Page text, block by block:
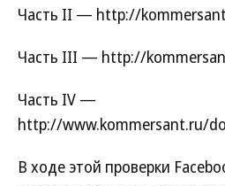
Часть II — http://
Часть III — http://
Часть IV —
http://www.kommersant.ru/
В ходе этой проверки